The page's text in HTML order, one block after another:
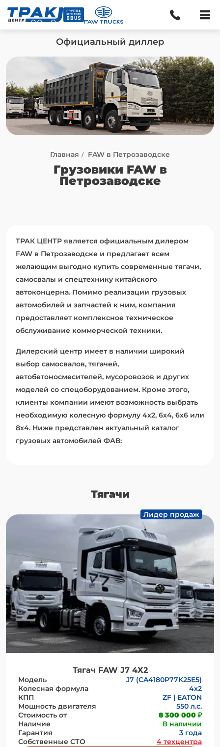
Официальный диллер
Главная FAW в Петрозаводске
Грузовики FAW в
Петрозаводске
ТРАК ЦЕНТР является официальным дилером
FAW в Петрозаводске и предлагает всем
желающим выгодно купить современные тягачи,
самосвалы и спецтехнику китайского
автоконцерна. Помимо реализации грузовых
автомобилей и запчастей к ним, компания
предоставляет комплексное техническое
обслуживание коммерческой техники.
Дилерский центр имеет в наличии широкий
выбор самосвалов, тягачей,
автобетоносмесителей, мусоровозов и других
моделей со спецоборудованием. Кроме этого,
клиенты компании имеют возможность выбрать
необходимую колесную формулу 4х2, 6х4, 6х6 или
8х4. Ниже представлен актуальный каталог
грузовых автомобилей ФАВ:
Тягачи
Лидер продаж
Тягач FAW J7 4Х2
Модель
J7 (CA4180P77K25E5)
Колесная формула
4x2
КПП
ZF | EATON
Мощность двигателя
550 л.с.
Стоимость от
8 300 000 ₽
Наличие
В наличии
Гарантия
3 года
Собственные СТО
4 техцентра